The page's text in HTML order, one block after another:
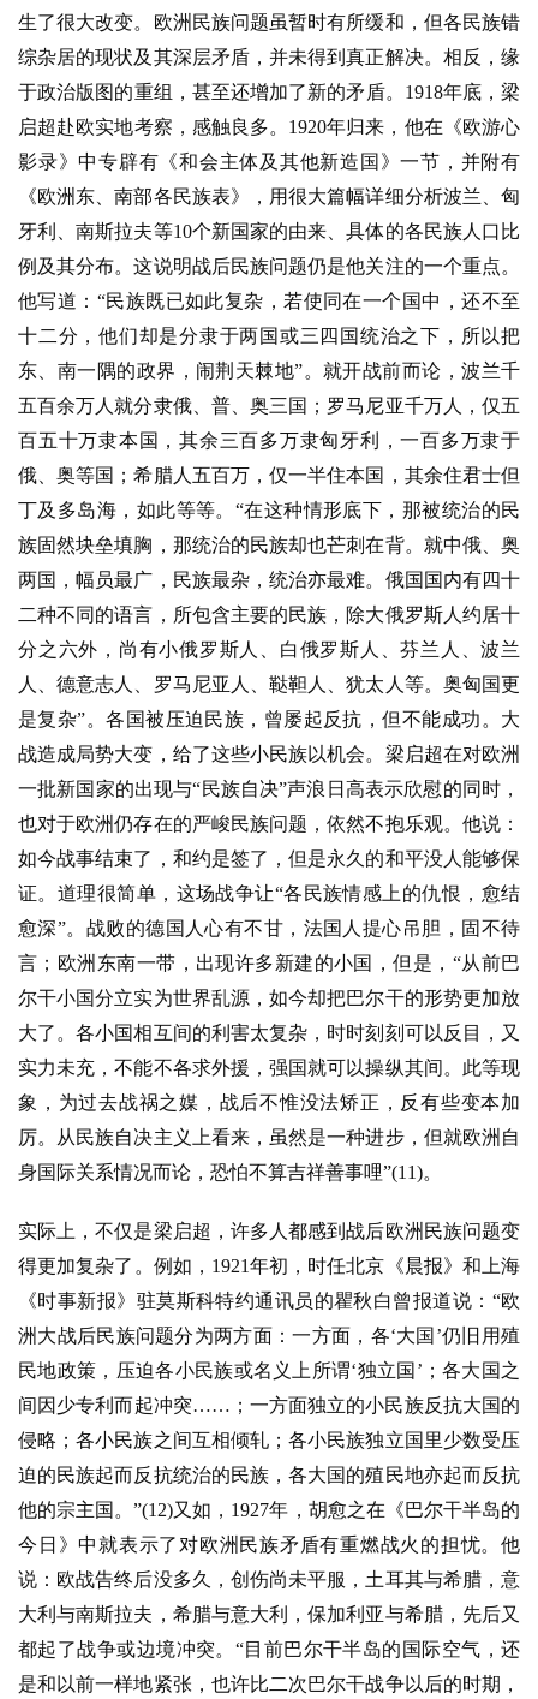
生了很大改变。欧洲民族问题虽暂时有所缓和，但各民族错
综杂居的现状及其深层矛盾，并未得到真正解决。相反，缘
于政治版图的重组，甚至还增加了新的矛盾。 1918年底，梁
启超赴欧实地考察，感触良多。1920年归来，他在《欧游心
影录》中专辟有《和会主体及其他新造国》一节，并附有
《欧洲东、南部各民族表》，用很大篇幅详细分析波兰、匈
牙利、南斯拉夫等10个新国家的由来、具体的各民族人口比
例及其分布。这说明战后民族问题仍是他关注的一个重点。
他写道：“民族既已如此复杂，若使同在一个国中，还不至
十二分，他们却是分隶于两国或三四国统治之下，所以把
东、南一隅的政界，闹荆天棘地”。就开战前而论，波兰千
五百余万人就分隶俄、普、奥三国；罗马尼亚千万人，仅五
百五十万隶本国，其余三百多万隶匈牙利，一百多万隶于
俄、奥等国；希腊人五百万，仅一半住本国，其余住君士但
丁及多岛海，如此等等。“在这种情形底下，那被统治的民
族固然块垒填胸，那统治的民族却也芒刺在背。就中俄、奥
两国，幅员最广，民族最杂，统治亦最难。俄国国内有四十
二种不同的语言，所包含主要的民族，除大俄罗斯人约居十
分之六外，尚有小俄罗斯人、白俄罗斯人、芬兰人、波兰
人、德意志人、罗马尼亚人、鞑靼人、犹太人等。奥匈国更
是复杂”。各国被压迫民族，曾屡起反抗，但不能成功。大
战造成局势大变，给了这些小民族以机会。梁启超在对欧洲
一批新国家的出现与“民族自决”声浪日高表示欣慰的同时，
也对于欧洲仍存在的严峻民族问题，依然不抱乐观。他说：
如今战事结束了，和约是签了，但是永久的和平没人能够保
证。道理很简单，这场战争让“各民族情感上的仇恨，愈结
愈深”。战败的德国人心有不甘，法国人提心吊胆，固不待
言；欧洲东南一带，出现许多新建的小国，但是，“从前巴
尔干小国分立实为世界乱源，如今却把巴尔干的形势更加放
大了。各小国相互间的利害太复杂，时时刻刻可以反目，又
实力未充，不能不各求外援，强国就可以操纵其间。此等现
象，为过去战祸之媒，战后不惟没法矫正，反有些变本加
厉。从民族自决主义上看来，虽然是一种进步，但就欧洲自
身国际关系情况而论，恐怕不算吉祥善事哩”(11)。
实际上，不仅是梁启超，许多人都感到战后欧洲民族问题变
得更加复杂了。例如， 1921年初，时任北京《晨报》和上海
《时事新报》驻莫斯科特约通讯员的瞿秋白曾报道说：“欧
洲大战后民族问题分为两方面：一方面，各‘大国’仍旧用殖
民地政策，压迫各小民族或名义上所谓‘独立国’；各大国之
间因少专利而起冲突……；一方面独立的小民族反抗大国的
侵略；各小民族之间互相倾轧；各小民族独立国里少数受压
迫的民族起而反抗统治的民族，各大国的殖民地亦起而反抗
他的宗主国。”(12)又如，1927年，胡愈之在《巴尔干半岛的
今日》中就表示了对欧洲民族矛盾有重燃战火的担忧。他
说：欧战告终后没多久，创伤尚未平服，土耳其与希腊，意
大利与南斯拉夫，希腊与意大利，保加利亚与希腊，先后又
都起了战争或边境冲突。“目前巴尔干半岛的国际空气，还
是和以前一样地紧张，也许比二次巴尔干战争以后的时期，